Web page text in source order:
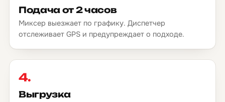
Подача от 2 часов
Миксер выезжает по графику. Диспетчер
отслеживает GPS и предупреждает о подходе.
4.
Выгрузка